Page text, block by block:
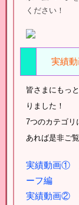
ください！
実績動
皆さまにもっ
りました！
7つのカテゴリ
あれば是非ご
実績動画①
ーフ編
実績動画②